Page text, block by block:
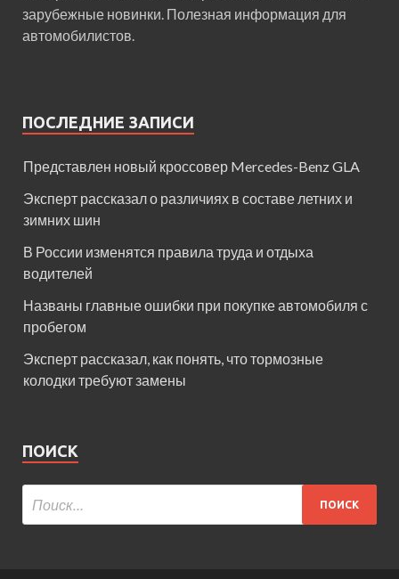
зарубежные новинки. Полезная информация для
автомобилистов.
ПОСЛЕДНИЕ ЗАПИСИ
Представлен новый кроссовер Mercedes-Benz GLA
Эксперт рассказал о различиях в составе летних и
зимних шин
В России изменятся правила труда и отдыха
водителей
Названы главные ошибки при покупке автомобиля с
пробегом
Эксперт рассказал, как понять, что тормозные
колодки требуют замены
ПОИСК